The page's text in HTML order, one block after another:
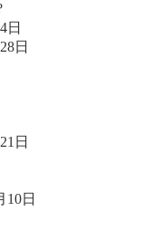
日
日
日
10日